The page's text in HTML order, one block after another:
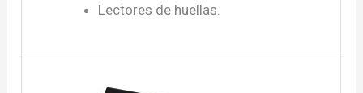
Lectores de huellas.